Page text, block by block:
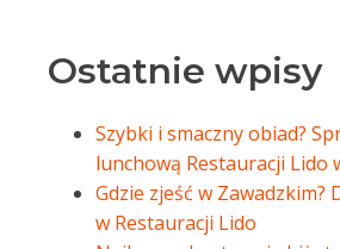
Ostatnie wpisy
Szybki i smaczny obiad?
lunchową Restauracji Lido
Gdzie zjeść w Zawadzkim?
w Restauracji Lido